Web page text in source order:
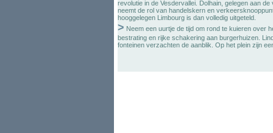
revolutie in de Vesdervallei. Dolhain, gelegen aan
neemt de rol van handelskern en
hooggelegen Limbourg is dan volledig uitgeteld.
> Neem een uurtje de tijd om rond te kuieren over
bestrating en rijke schakering aan burgerhuizen.
fonteinen verzachten de aanblik. Op het plein zijn